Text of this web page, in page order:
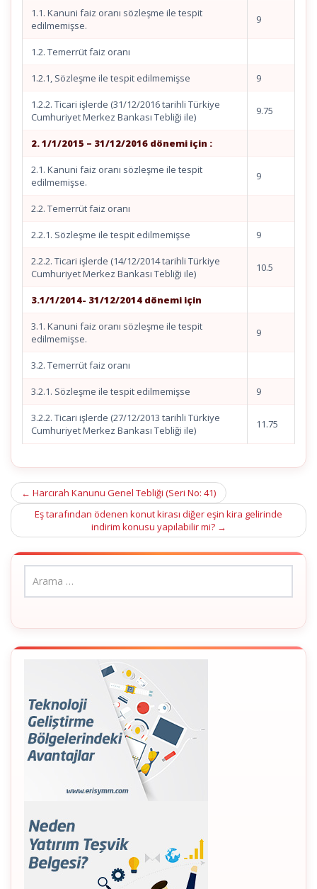
1.1. Kanuni faiz oranı sözleşme ile tespit
edilmemişse.
9
1.2. Temerrüt faiz oranı
1.2.1, Sözleşme ile tespit edilmemişse 9
1.2.2. Ticari işlerde (31/12/2016 tarihli Türkiye
Cumhuriyet Merkez Bankası Tebliği ile)
9.75
2. 1/1/2015 – 31/12/2016 dönemi için :
2.1. Kanuni faiz oranı sözleşme ile tespit
edilmemişse.
9
2.2. Temerrüt faiz oranı
2.2.1. Sözleşme ile tespit edilmemişse 9
2.2.2. Ticari işlerde (14/12/2014 tarihli Türkiye
Cumhuriyet Merkez Bankası Tebliği ile)
10.5
3.1/1/2014- 31/12/2014 dönemi için
3.1. Kanuni faiz oranı sözleşme ile tespit
edilmemişse.
9
3.2. Temerrüt faiz oranı
3.2.1. Sözleşme ile tespit edilmemişse 9
3.2.2. Ticari işlerde (27/12/2013 tarihli Türkiye
Cumhuriyet Merkez Bankası Tebliği ile)
11.75
Post
navigation
← Harcırah Kanunu Genel Tebliği (Seri No: 41)
Eş tarafından ödenen konut kirası diğer eşin kira gelirinde
indirim konusu yapılabilir mi? →